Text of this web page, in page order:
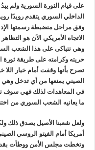
على قيام الثورة السورية ولم يبدُ
الداخلي السوري يتقدم رويدًا
وفق مراحل منضبطة رسمتها
الاتجاه الأمريكي الآن هو
وهي تتباكى على هذا الشعب
حريته وكرامته على طريقة ثورة
تصرح بأنها وقفت أمام خيار اللا
الصيني يمنعها من أي تدخل وهي
في المعاهدات لذلك فهي سوف
ما يعانيه الشعب السوري من
ولعل شعبنا الأصيل يصدق ذلك
أمريكا أمام الفيتو الروسي
وتخطت مجلس الأمن ووطأت